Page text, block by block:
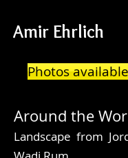
Amir Ehrlich
Photos
Around the
Landscape from